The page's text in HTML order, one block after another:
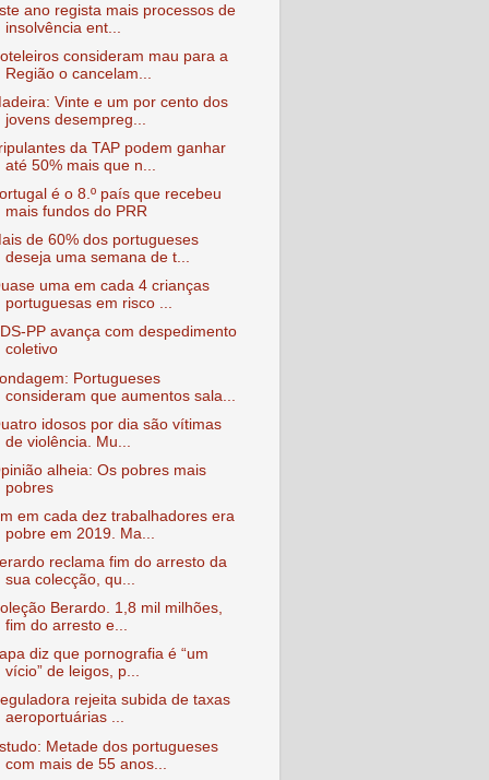
ano regista mais processos de
insolvência ent...
consideram mau para a
Região o cancelam...
Vinte e um por cento dos
jovens desempreg...
da TAP podem ganhar
até 50% mais que n...
é o 8.º país que recebeu
mais fundos do PRR
de 60% dos portugueses
deseja uma semana de t...
uma em cada 4 crianças
portuguesas em risco ...
PP avança com despedimento
coletivo
Portugueses
consideram que aumentos sala...
idosos por dia são vítimas
de violência. Mu...
alheia: Os pobres mais
pobres
em cada dez trabalhadores era
pobre em 2019. Ma...
reclama fim do arresto da
sua colecção, qu...
Berardo. 1,8 mil milhões,
fim do arresto e...
diz que pornografia é “um
vício” de leigos, p...
rejeita subida de taxas
aeroportuárias ...
Metade dos portugueses
com mais de 55 anos...